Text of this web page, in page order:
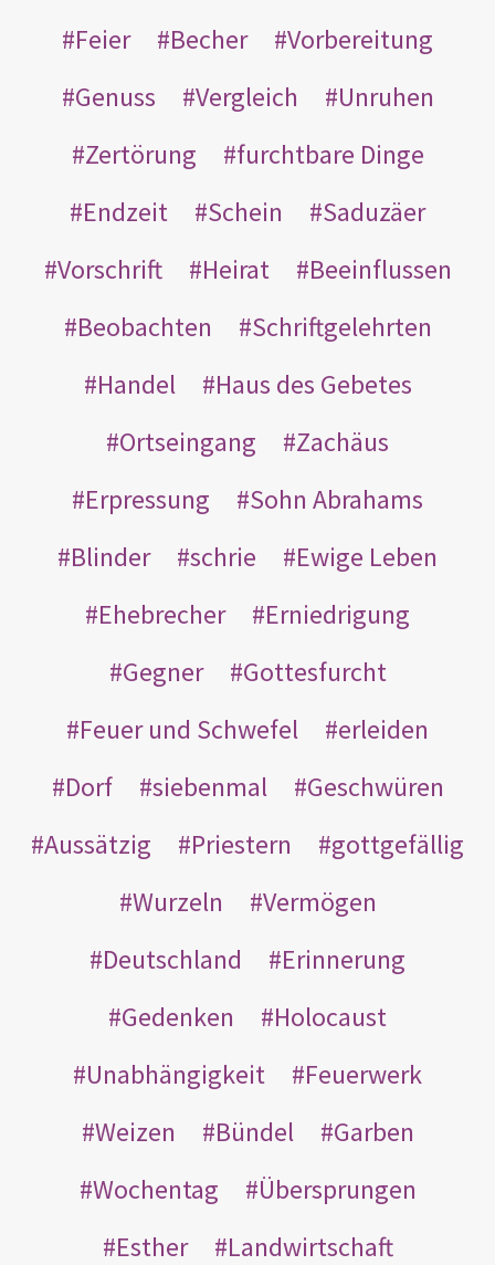
Feier
Becher
Vorbereitung
Genuss
Vergleich
Unruhen
Zertörung
furchtbare Dinge
Endzeit
Schein
Saduzäer
Vorschrift
Heirat
Beeinflussen
Beobachten
Schriftgelehrten
Handel
Haus des Gebetes
Ortseingang
Zachäus
Erpressung
Sohn Abrahams
Blinder
schrie
Ewige Leben
Ehebrecher
Erniedrigung
Gegner
Gottesfurcht
Feuer und Schwefel
erleiden
Dorf
siebenmal
Geschwüren
Aussätzig
Priestern
gottgefällig
Wurzeln
Vermögen
Deutschland
Erinnerung
Gedenken
Holocaust
Unabhängigkeit
Feuerwerk
Weizen
Bündel
Garben
Wochentag
Übersprungen
Esther
Landwirtschaft